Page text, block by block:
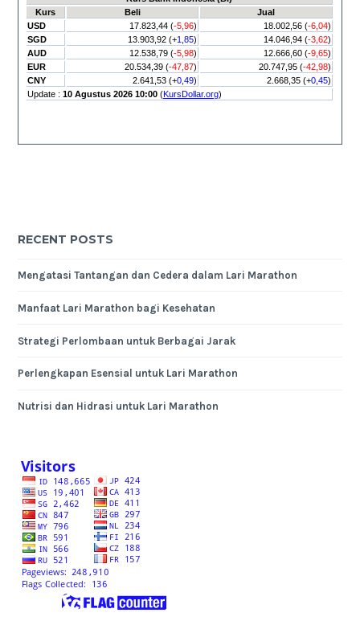
RECENT POSTS
Mengatasi Tantangan dan Cedera dalam Lari Marathon
Manfaat Lari Marathon bagi Kesehatan
Strategi Perlombaan untuk Berbagai Jarak
Perlengkapan Esensial untuk Lari Marathon
Nutrisi dan Hidrasi untuk Lari Marathon